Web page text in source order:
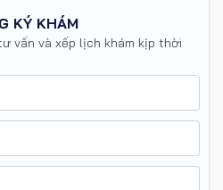
KÝ KHÁM
vấn và xếp lịch khám kịp thời